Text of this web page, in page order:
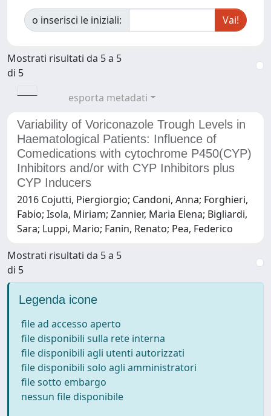
o inserisci le iniziali:
Mostrati risultati da 5 a 5
di 5
esporta metadati
Variability of Voriconazole Trough Levels in
Haematological Patients: Influence of
Comedications with cytochrome P450(CYP)
Inhibitors and/or with CYP Inhibitors plus
CYP Inducers
2016 Cojutti, Piergiorgio; Candoni, Anna; Forghieri,
Fabio; Isola, Miriam; Zannier, Maria Elena; Bigliardi,
Sara; Luppi, Mario; Fanin, Renato; Pea, Federico
Mostrati risultati da 5 a 5
di 5
Legenda icone
file ad accesso aperto
file disponibili sulla rete interna
file disponibili agli utenti autorizzati
file disponibili solo agli amministratori
file sotto embargo
nessun file disponibile